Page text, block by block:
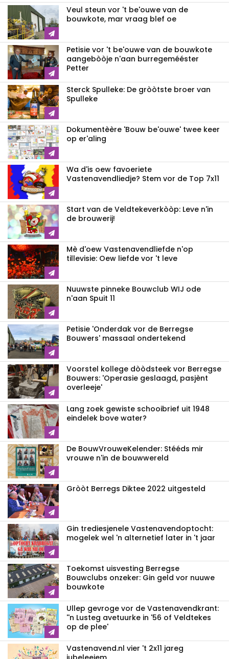
Veul steun vor 't be'ouwe van de
bouwkote, mar vraag blef oe
Petisie vor 't be'ouwe van de bouwkote
aangebòòje n'aan burregemééster
Petter
Sterck Spulleke: De gròòtste broer van
Spulleke
Dokumentèère 'Bouw be'ouwe' twee keer
op er'aling
Wa d'is oew favoeriete
Vastenavendliedje? Stem vor de Top 7x11
Start van de Veldtekeverkòòp: Leve n'in
de brouwerij!
Mè d'oew Vastenavendliefde n'op
tillevisie: Oew liefde vor 't leve
Nuuwste pinneke Bouwclub WIJ ode
n'aan Spuit 11
Petisie 'Onderdak vor de Berregse
Bouwers' massaal ondertekend
Voorstel kollege dòòdsteek vor Berregse
Bouwers: 'Operasie geslaagd, pasjènt
overleeje'
Lang zoek gewiste schooibrief uit 1948
eindelek bove water?
De BouwVrouweKelender: Stééds mir
vrouwe n'in de bouwwereld
Gròòt Berregs Diktee 2022 uitgesteld
Gin trediesjenele Vastenavend­optocht:
mogelek wel 'n alternetief later in 't jaar
Toekomst uisvesting Berregse
Bouwclubs onzeker: Gin geld vor nuuwe
bouwkote
Ullep gevroge vor de Vastenavend­krant:
''n Lusteg avetuurke in '56 of Veldtekes
op de plee'
Vastenavend.nl vier 't 2x11 jareg